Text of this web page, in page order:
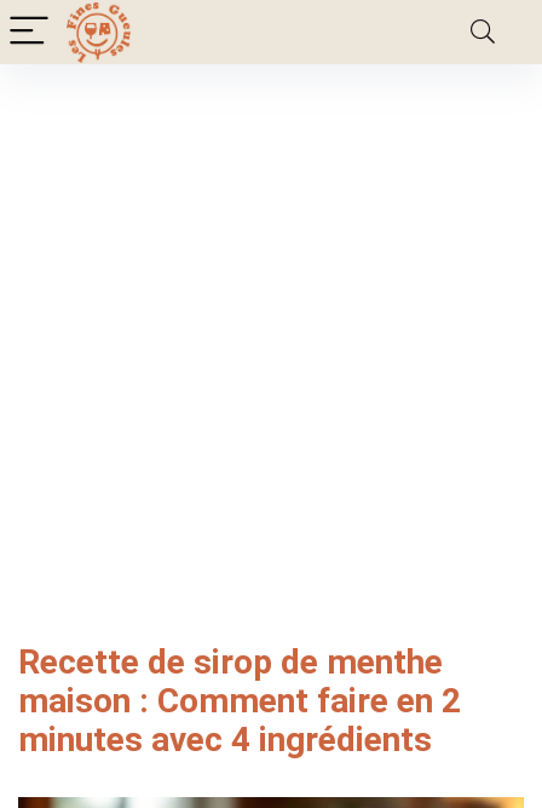
Recette de sirop de menthe
maison : Comment faire en 2
minutes avec 4 ingrédients